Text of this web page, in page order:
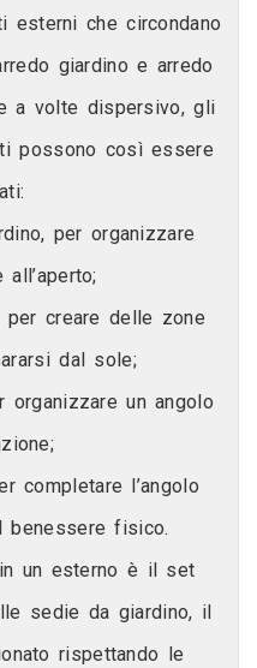
esterni che circondano
giardino e arredo
a volte dispersivo, gli
possono così essere
per organizzare
per creare delle zone
dal sole;
organizzare un angolo
completare l’angolo
benessere fisico.
in un esterno è il set
sedie da giardino, il
rispettando le